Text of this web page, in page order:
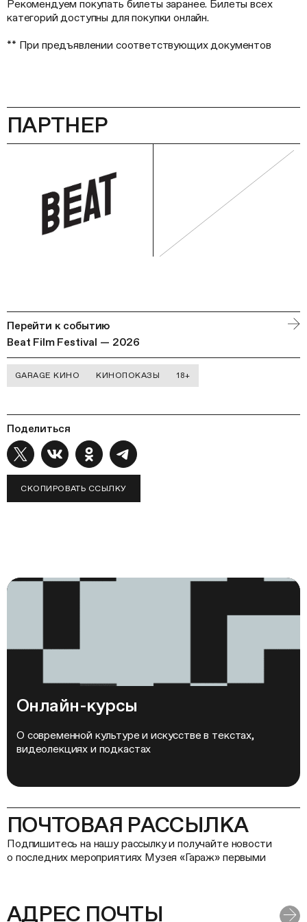
Рекомендуем покупать билеты заранее. Билеты всех
категорий доступны для покупки онлайн.
** При предъявлении соответствующих документов
ПАРТНЕР
Перейти к событию
Beat Film Festival — 2026
GARAGE КИНО КИНОПОКАЗЫ 18+
Поделиться
СКОПИРОВАТЬ ССЫЛКУ
Онлайн-курсы
О современной культуре и искусстве в текстах,
видеолекциях и подкастах
ПОЧТОВАЯ РАССЫЛКА
Подпишитесь на нашу рассылку и получайте новости
о последних мероприятиях Музея «Гараж» первыми